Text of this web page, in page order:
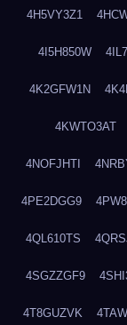
4H5VY3Z1
4I5H850W
4K2GFW1N
4KWTO3AT
4NOFJHTI
4PE2DGG9
4QL610TS
4SGZZGF9
4T8GUZVK